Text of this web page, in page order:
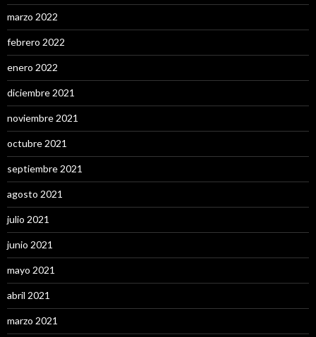
marzo 2022
febrero 2022
enero 2022
diciembre 2021
noviembre 2021
octubre 2021
septiembre 2021
agosto 2021
julio 2021
junio 2021
mayo 2021
abril 2021
marzo 2021